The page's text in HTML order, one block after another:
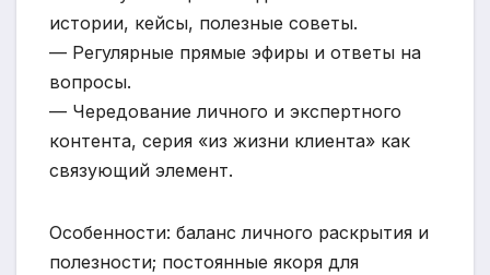
истории, кейсы, полезные советы.
— Регулярные прямые эфиры и ответы на
вопросы.
— Чередование личного и экспертного
контента, серия «из жизни клиента» как
связующий элемент.
Особенности: баланс личного раскрытия и
полезности; постоянные якоря для